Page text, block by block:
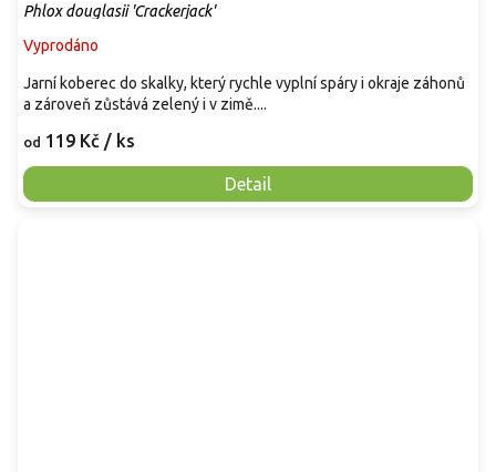
Phlox douglasii 'Crackerjack'
Vyprodáno
od 119 Kč / ks
Detail
Jarní koberec do skalky, který rychle vyplní spáry i okraje záhonů
a zároveň zůstává zelený i v zimě....